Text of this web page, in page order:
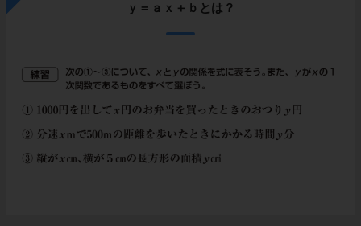
ｙ＝ａｘ＋ｂとは？